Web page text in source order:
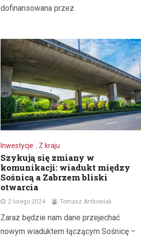
dofinansowana przez
Inwestycje , Z kraju
Szykują się zmiany w
komunikacji: wiadukt między
Sośnicą a Zabrzem bliski
otwarcia
2 lutego 2024 Tomasz Antkowiak
Zaraz będzie nam dane przejechać
nowym wiaduktem łączącym Sośnicę –